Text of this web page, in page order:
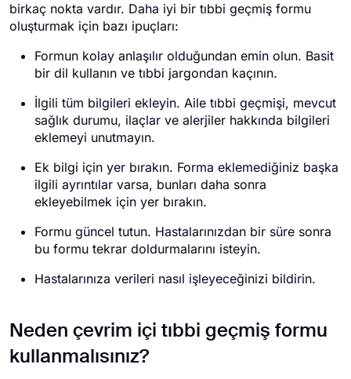
birkaç nokta vardır. Daha iyi bir tıbbi geçmiş formu
oluşturmak için bazı ipuçları:
Formun kolay anlaşılır olduğundan emin olun. Basit
bir dil kullanın ve tıbbi jargondan kaçının.
İlgili tüm bilgileri ekleyin. Aile tıbbi geçmişi, mevcut
sağlık durumu, ilaçlar ve alerjiler hakkında bilgileri
eklemeyi unutmayın.
Ek bilgi için yer bırakın. Forma eklemediğiniz başka
ilgili ayrıntılar varsa, bunları daha sonra
ekleyebilmek için yer bırakın.
Formu güncel tutun. Hastalarınızdan bir süre sonra
bu formu tekrar doldurmalarını isteyin.
Hastalarınıza verileri nasıl işleyeceğinizi bildirin.
Neden çevrim içi tıbbi geçmiş formu
kullanmalısınız?